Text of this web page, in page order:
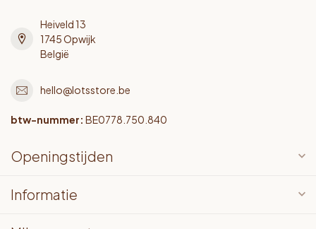
Heiveld 13
1745 Opwijk
België
hello@lotsstore.be
btw-nummer: BE0778.750.840
Openingstijden
Informatie